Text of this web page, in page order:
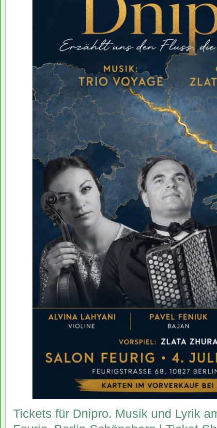
Tickets für Dnipro. Musik und Lyrik